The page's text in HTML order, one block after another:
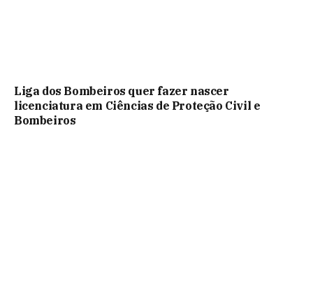
Liga dos Bombeiros quer fazer nascer
licenciatura em Ciências de Proteção Civil e
Bombeiros